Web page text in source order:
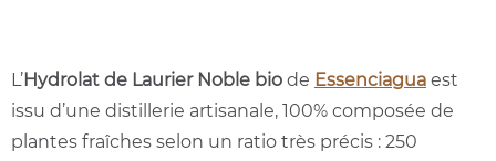
L’Hydrolat de Laurier Noble bio de Essenciagua est
issu d’une distillerie artisanale, 100% composée de
plantes fraîches selon un ratio très précis : 250